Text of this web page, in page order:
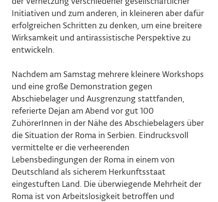
Initiativen und zum anderen, in kleineren aber dafür
erfolgreichen Schritten zu denken, um eine breitere
Wirksamkeit und antirassistische Perspektive zu
entwickeln.
Nachdem am Samstag mehrere kleinere Workshops
und eine große Demonstration gegen
Abschiebelager und Ausgrenzung stattfanden,
referierte Dejan am Abend vor gut 100
ZuhörerInnen in der Nähe des Abschiebelagers über
die Situation der Roma in Serbien. Eindrucksvoll
vermittelte er die verheerenden
Lebensbedingungen der Roma in einem von
Deutschland als sicherem Herkunftsstaat
eingestuften Land. Die überwiegende Mehrheit der
Roma ist von Arbeitslosigkeit betroffen und